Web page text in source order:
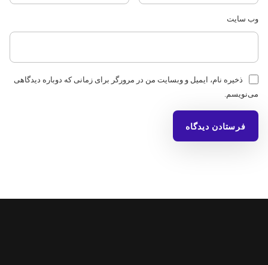
وب‌ سایت
ذخیره نام، ایمیل و وبسایت من در مرورگر برای زمانی که دوباره دیدگاهی
می‌نویسم.